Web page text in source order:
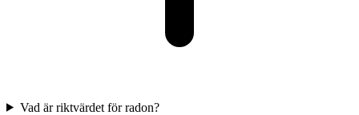
Vad är riktvärdet för radon?